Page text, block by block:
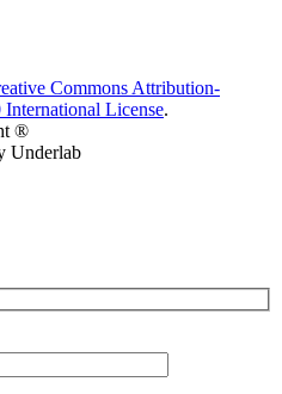
Commons Attribution-
License.
®
Underlab